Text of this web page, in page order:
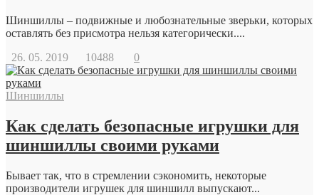
Шиншиллы – подвижные и любознательные зверьки, которых
оставлять без присмотра нельзя категорически....
26. 05. 2019
10488 0
Шиншиллы
Как сделать безопасные игрушки для
шиншиллы своими руками
Бывает так, что в стремлении сэкономить, некоторые
производители игрушек для шиншилл выпускают...